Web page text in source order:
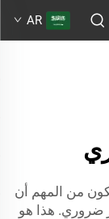
AR
من المهم أن
ضروري. هذا هو